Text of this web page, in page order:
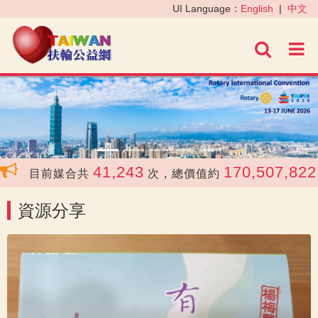
進階
UI Language： English | 中文
‹ ›
目前媒合共 41,243 次，總價值約 170,507,822 元
資源分享